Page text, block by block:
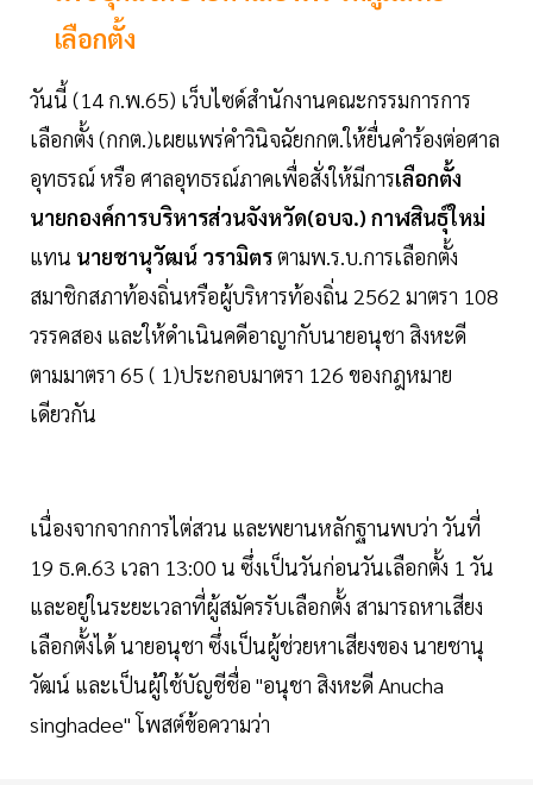
เลือกตั้ง
วันนี้ (14 ก.พ.65) เว็บไซด์สำนักงานคณะกรรมการการ
เลือกตั้ง (กกต.)เผยแพร่คำวินิจฉัยกกต.ให้ยื่นคำร้องต่อศาล
อุทธรณ์ หรือ ศาลอุทธรณ์ภาคเพื่อสั่งให้มีการเลือกตั้ง
นายกองค์การบริหารส่วนจังหวัด(อบจ.) กาฬสินธุ์ใหม่
แทน นายชานุวัฒน์ วรามิตรตามพ.ร.บ.การเลือกตั้ง
สมาชิกสภาท้องถิ่นหรือผู้บริหารท้องถิ่น 2562 มาตรา 108
วรรคสอง และให้ดำเนินคดีอาญากับนายอนุชา สิงหะดี
ตามมาตรา 65 ( 1)ประกอบมาตรา 126 ของกฎหมาย
เดียวกัน
เนื่องจากจากการไต่สวน และพยานหลักฐานพบว่า วันที่
19 ธ.ค.63 เวลา 13:00 น ซึ่งเป็นวันก่อนวันเลือกตั้ง 1 วัน
และอยู่ในระยะเวลาที่ผู้สมัครรับเลือกตั้ง สามารถหาเสียง
เลือกตั้งได้ นายอนุชา ซึ่งเป็นผู้ช่วยหาเสียงของ นายชานุ
วัฒน์ และเป็นผู้ใช้บัญชีชื่อ "อนุชา สิงหะดี Anucha
singhadee" โพสต์ข้อความว่า